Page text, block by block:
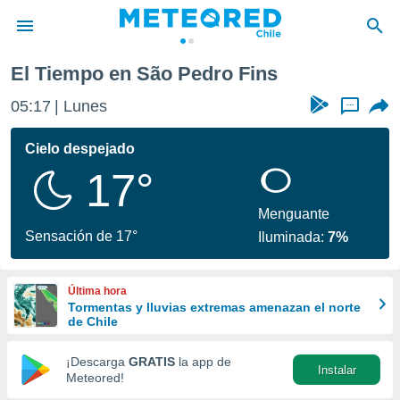
de
por
se
calidad.
a este
las
y
forma
digital
basada
El Tiempo en São Pedro Fins
05:17 Lunes ...
Cielo despejado
17°
Sensación de 17°
Menguante
Iluminada:7%
Última hora
Tormentas y lluvias extremas amenazan el norte
de Chile
¡Descarga GRATIS la app de
Meteored!
Instalar